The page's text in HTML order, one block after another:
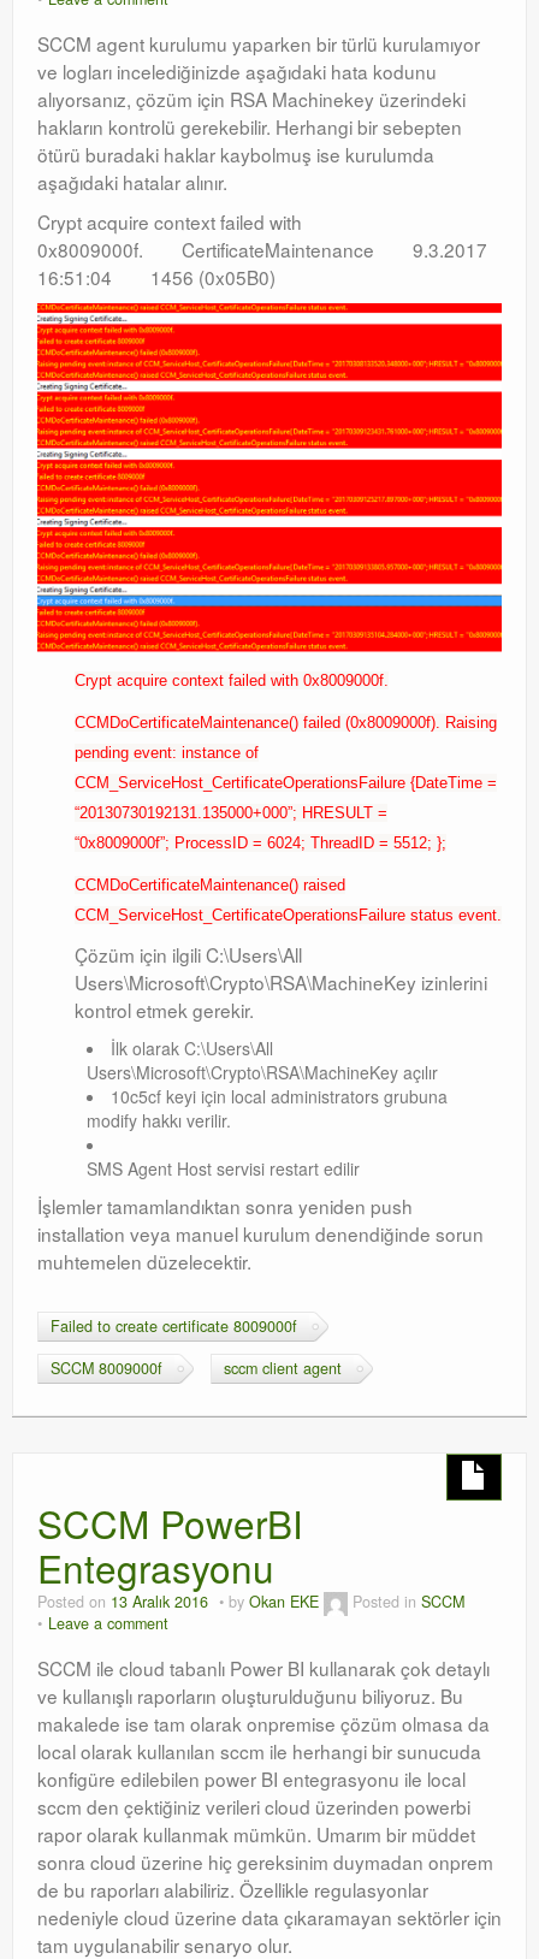
SCCM agent kurulumu yaparken bir türlü kurulamıyor
ve logları incelediğinizde aşağıdaki hata kodunu
alıyorsanız, çözüm için RSA Machinekey üzerindeki
hakların kontrolü gerekebilir. Herhangi bir sebepten
ötürü buradaki haklar kaybolmuş ise kurulumda
aşağıdaki hatalar alınır.
Crypt acquire context failed with
0x8009000f. CertificateMaintenance 9.3.2017
16:51:04 1456 (0x05B0)
Crypt acquire context failed with 0x8009000f.
CCMDoCertificateMaintenance() failed (0x8009000f). Raising
pending event: instance of
CCM_ServiceHost_CertificateOperationsFailure {DateTime =
“20130730192131.135000+000”; HRESULT =
“0x8009000f”; ProcessID = 6024; ThreadID = 5512; };
CCMDoCertificateMaintenance() raised
CCM_ServiceHost_CertificateOperationsFailure status event.
Çözüm için ilgili C:\Users\All
Users\Microsoft\Crypto\RSA\MachineKey izinlerini
kontrol etmek gerekir.
İlk olarak C:\Users\All
Users\Microsoft\Crypto\RSA\MachineKey açılır
10c5cf keyi için local administrators grubuna
modify hakkı verilir.
SMS Agent Host servisi restart edilir
İşlemler tamamlandıktan sonra yeniden push
installation veya manuel kurulum denendiğinde sorun
muhtemelen düzelecektir.
Failed to create certificate 8009000f
SCCM 8009000f
sccm client agent
SCCM PowerBI
Entegrasyonu
Posted on 13 Aralık 2016 by Okan EKE Posted in SCCM
Leave a comment
SCCM ile cloud tabanlı Power BI kullanarak çok detaylı
ve kullanışlı raporların oluşturulduğunu biliyoruz. Bu
makalede ise tam olarak onpremise çözüm olmasa da
local olarak kullanılan sccm ile herhangi bir sunucuda
konfigüre edilebilen power BI entegrasyonu ile local
sccm den çektiğiniz verileri cloud üzerinden powerbi
rapor olarak kullanmak mümkün. Umarım bir müddet
sonra cloud üzerine hiç gereksinim duymadan onprem
de bu raporları alabiliriz. Özellikle regulasyonlar
nedeniyle cloud üzerine data çıkaramayan sektörler için
tam uygulanabilir senaryo olur.